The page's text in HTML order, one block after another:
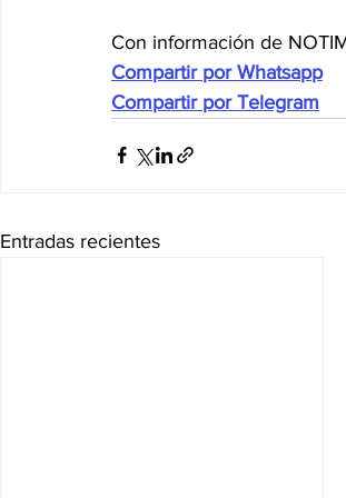
Con información de
Compartir por Whatsapp
Compartir por Telegram
Entradas recientes